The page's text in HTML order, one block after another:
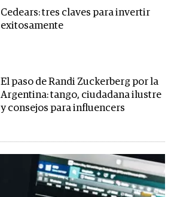
Cedears: tres claves para invertir
exitosamente
El paso de Randi Zuckerberg por la
Argentina: tango, ciudadana ilustre
y consejos para influencers